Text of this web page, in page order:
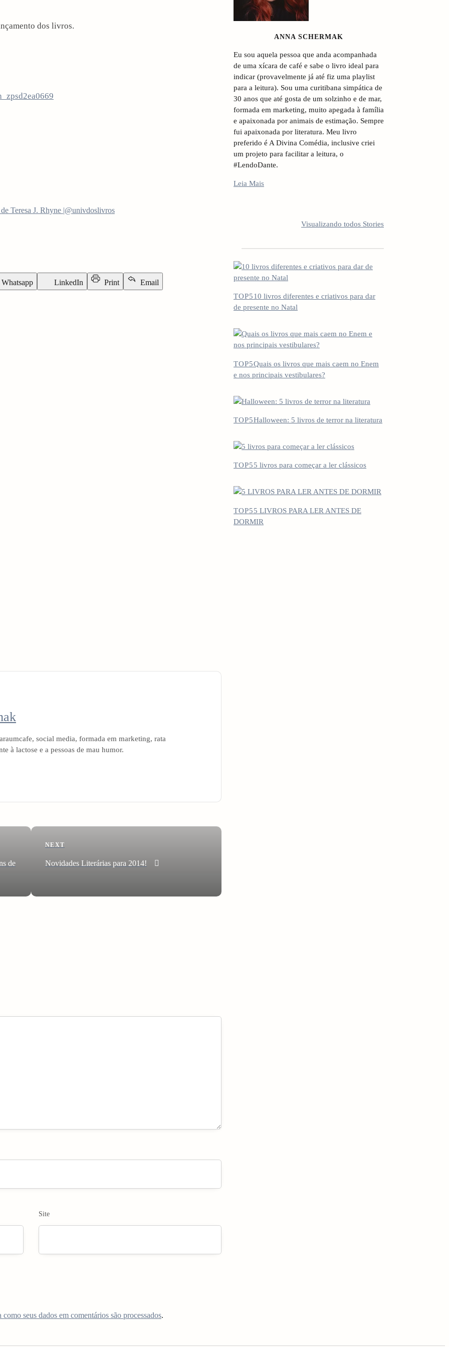
dos livros.
Teresa J. Rhyne |@univdoslivros
Whatsapp LinkedIn Print Email
e
a
r
ANNA SCHERMAK
Eu sou aquela pessoa que anda acompanhada
de uma xícara de café e sabe o livro ideal para
indicar (provavelmente já até fiz uma playlist
para a leitura). Sou uma curitibana simpática de
30 anos que até gosta de um solzinho e de mar,
formada em marketing, muito apegada à família
e apaixonada por animais de estimação. Sempre
fui apaixonada por literatura. Meu livro
preferido é A Divina Comédia, inclusive criei
um projeto para facilitar a leitura, o
#LendoDante.
Leia Mais
Visualizando todos Stories
TODO
TOP510 livros diferentes e criativos para dar
de presente no Natal
TOP5Quais os livros que mais caem no Enem
e nos principais vestibulares?
TOP5Halloween: 5 livros de terror na literatura
TOP55 livros para começar a ler clássicos
TOP55 LIVROS PARA LER ANTES DE
DORMIR
social media, formada em marketing, rata
à lactose e a pessoas de mau humor.
de
Next
NEXT
Novidades Literárias para 2014!
Site
como seus dados em comentários são processados.